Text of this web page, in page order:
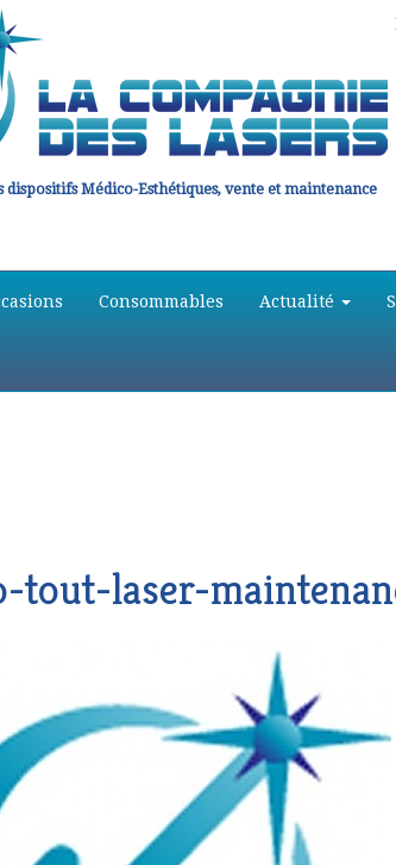
dispositifs Médico-Esthétiques, vente et maintenance
Consommables Actualité
tout-laser-